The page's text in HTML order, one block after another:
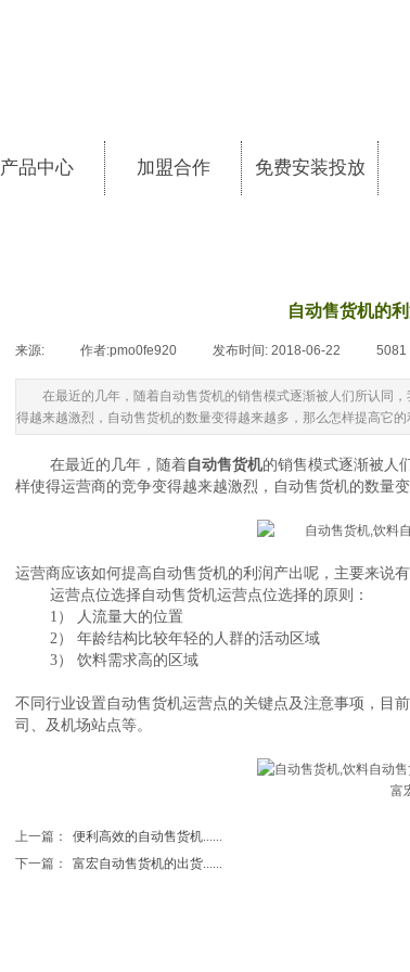
产品中心 加盟合作 免费安装投放
自动售货机的
来源: 作者:pmo0fe920 发布时间: 2018-06-22 5081
在最近的几年，随着自动售货机的销售模式逐渐被人们所认同
得越来越激烈，自动售货机的数量变得越来越多，那么怎样提高它的
在最近的几年，随着 自动售货机的销售模式逐渐被人
样使得运营商的竞争变得越来越激烈， 自动售货机的数量
运营商应该如何提高自动售货机的利润产出呢，主要来说有
运营点位选择自动售货机运营点位选择的原则：
1） 人流量大的位置
2） 年龄结构比较年轻的人群的活动区域
3） 饮料需求高的区域
不同行业设置自动售货机运营点的关键点及注意事项，目
司、及机场站点等。
富
上一篇：
便利高效的自动售货机......
下一篇：
富宏自动售货机的出货......